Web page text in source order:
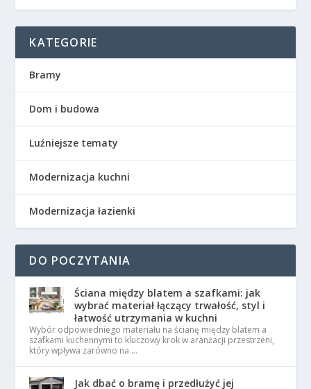
KATEGORIE
Bramy
Dom i budowa
Luźniejsze tematy
Modernizacja kuchni
Modernizacja łazienki
DO POCZYTANIA
Ściana między blatem a szafkami: jak
wybrać materiał łączący trwałość, styl i
łatwość utrzymania w kuchni
Wybór odpowiedniego materiału na ścianę między blatem a
szafkami kuchennymi to kluczowy krok w aranżacji przestrzeni,
który wpływa zarówno na …
Jak dbać o bramę i przedłużyć jej